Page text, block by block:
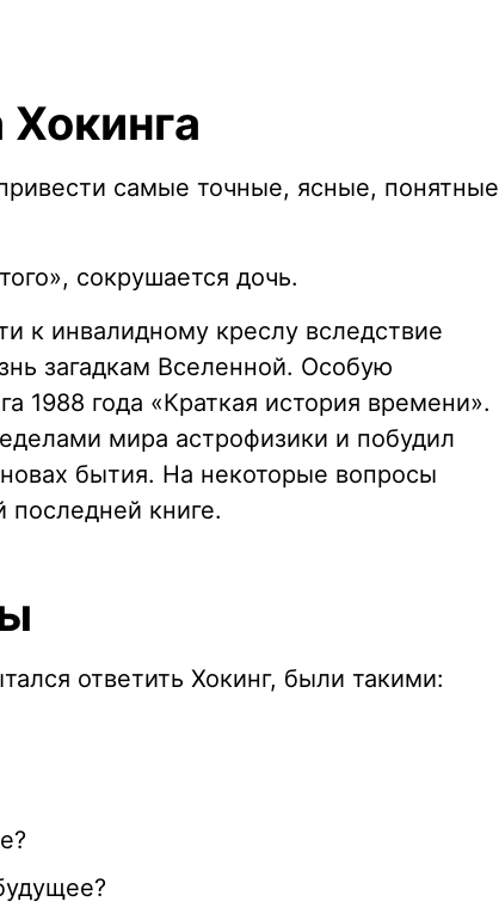
самые точные, ясные, понятные
сокрушается дочь.
к инвалидному креслу вследствие
загадкам Вселенной. Особую
1988 года «Краткая история времени».
мира астрофизики и побудил
бытия. На некоторые вопросы
последней книге.
ответить Хокинг, были такими: